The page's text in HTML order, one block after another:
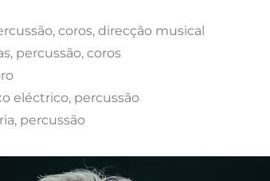
coros, direcção musical
percussão, coros
eléctrico, percussão
percussão